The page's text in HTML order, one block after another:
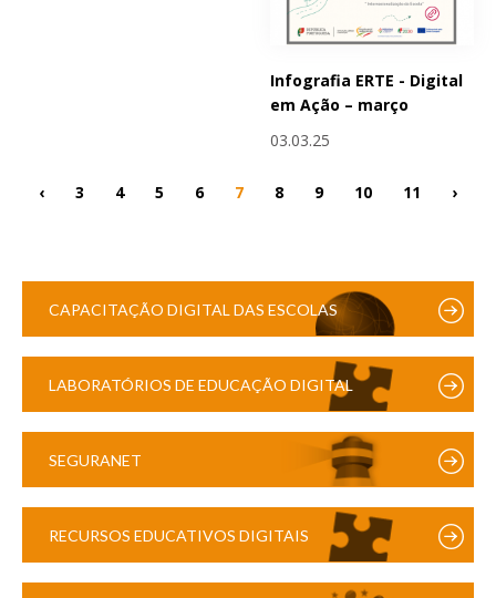
Infografia ERTE - Digital
em Ação – março
03.03.25
‹ 3 4 5 6 7 8 9 10 11 ›
CAPACITAÇÃO DIGITAL DAS ESCOLAS
LABORATÓRIOS DE EDUCAÇÃO DIGITAL
SEGURANET
RECURSOS EDUCATIVOS DIGITAIS